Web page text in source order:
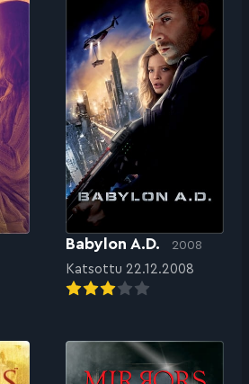
Babylon A.D. 2008
Katsottu 22.12.2008